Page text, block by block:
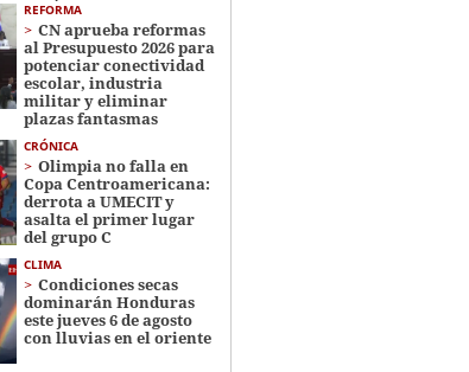
REFORMA
CN aprueba reformas
al Presupuesto 2026 para
potenciar conectividad
escolar, industria
militar y eliminar
plazas fantasmas
CRÓNICA
Olimpia no falla en
Copa Centroamericana:
derrota a UMECIT y
asalta el primer lugar
del grupo C
CLIMA
Condiciones secas
dominarán Honduras
este jueves 6 de agosto
con lluvias en el oriente